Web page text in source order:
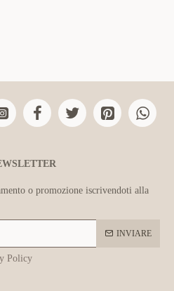
o promozione iscrivendoti alla
INVIARE
Policy